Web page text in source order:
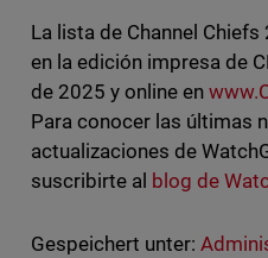
La lista de Channel
en la edición impresa de
de 2025 y online en
Para conocer las últimas
actualizaciones de
suscribirte al blog de
Gespeichert unter: